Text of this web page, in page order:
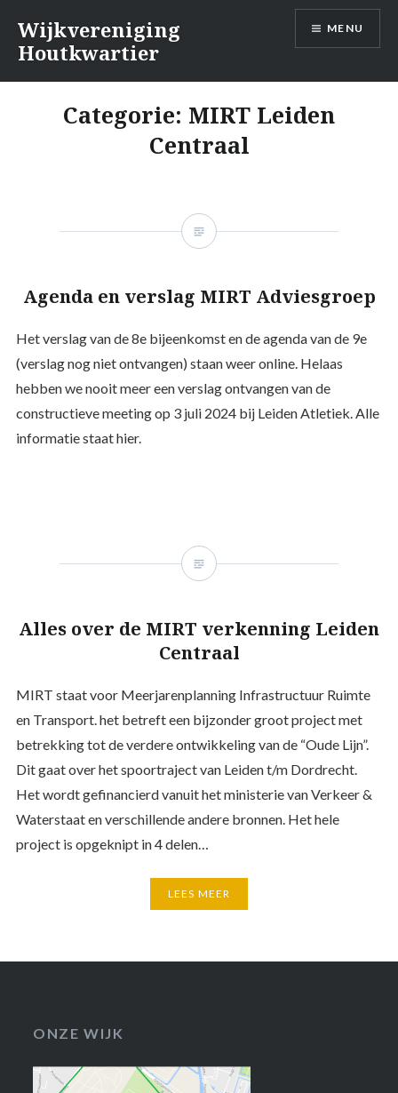
inhoud
Wijkvereniging
Houtkwartier
MENU
Categorie: MIRT Leiden
Centraal
Agenda en verslag MIRT Adviesgroep
Het verslag van de 8e bijeenkomst en de agenda van de 9e
(verslag nog niet ontvangen) staan weer online. Helaas
hebben we nooit meer een verslag ontvangen van de
constructieve meeting op 3 juli 2024 bij Leiden Atletiek. Alle
informatie staat hier.
Alles over de MIRT verkenning Leiden
Centraal
MIRT staat voor Meerjarenplanning Infrastructuur Ruimte
en Transport. het betreft een bijzonder groot project met
betrekking tot de verdere ontwikkeling van de “Oude Lijn”.
Dit gaat over het spoortraject van Leiden t/m Dordrecht.
Het wordt gefinancierd vanuit het ministerie van Verkeer &
Waterstaat en verschillende andere bronnen. Het hele
project is opgeknipt in 4 delen…
LEES MEER
ONZE WIJK